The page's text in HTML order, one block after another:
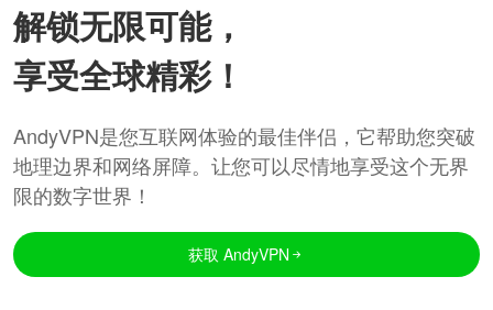
解锁无限可能，
享受全球精彩！
AndyVPN是您互联网体验的最佳伴侣，它帮助您突破
地理边界和网络屏障。让您可以尽情地享受这个无界
限的数字世界！
获取 AndyVPN